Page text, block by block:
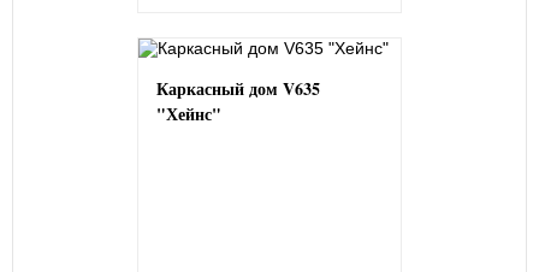
Каркасный дом V635
"Хейнс"